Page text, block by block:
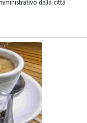
della città